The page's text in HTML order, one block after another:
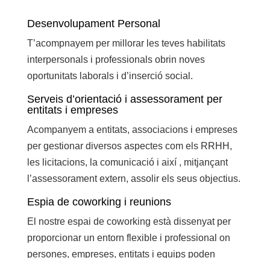
Desenvolupament Personal
T’acompnayem per millorar les teves habilitats
interpersonals i professionals obrin noves
oportunitats laborals i d’inserció social.
Serveis d’orientació i assessorament per
entitats i empreses
Acompanyem a entitats, associacions i empreses
per gestionar diversos aspectes com els RRHH,
les licitacions, la comunicació i així , mitjançant
l’assessorament extern, assolir els seus objectius.
Espia de coworking i reunions
El nostre espai de coworking està dissenyat per
proporcionar un entorn flexible i professional on
persones, empreses, entitats i equips poden